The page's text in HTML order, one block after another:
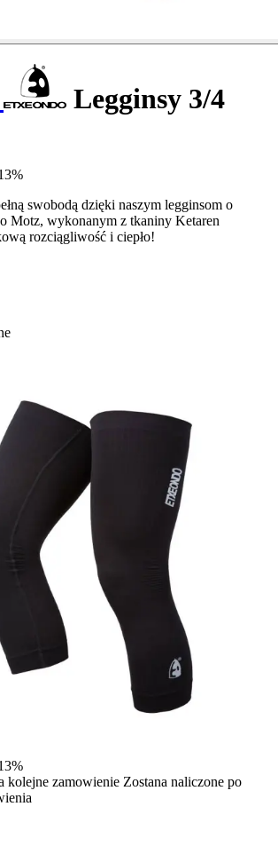
Legginsy 3/4
swobodą dzięki naszym legginsom o
Motz, wykonanym z tkaniny Ketaren
rozciągliwość i ciepło!
kolejne zamowienie Zostana naliczone po